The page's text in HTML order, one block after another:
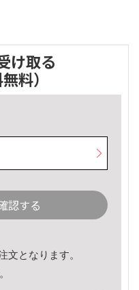
け取る
料）
認する
文となります。